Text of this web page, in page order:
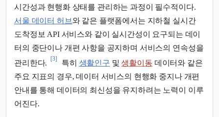
시간성과 현행화 상태를 관리하는 과정이 필수적이다.
서울 데이터 허브 와 같은 플랫폼에서는 지하철 실시간
도착정보 API 서비스와 같이 실시간성이 요구되는 데이
터의 중단이나 개편 사항을 공지하며 서비스의 연속성을
관리한다.
[3]
특히 생활인구 및생활이동 데이터와 같은
주요 지표의 경우, 데이터 서비스의 현행화 중지나 개편
안내를 통해 데이터의 최신성을 유지하려는 노력이 이루
어진다.